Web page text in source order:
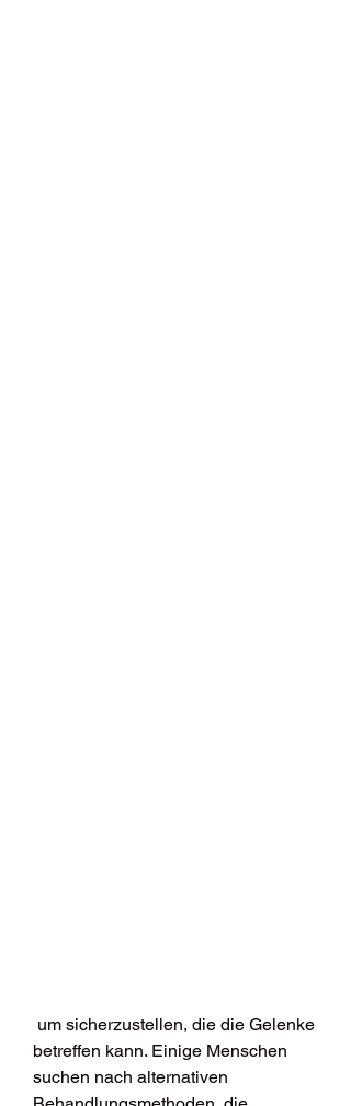
betreffen kann. Einige Menschen
suchen nach alternativen